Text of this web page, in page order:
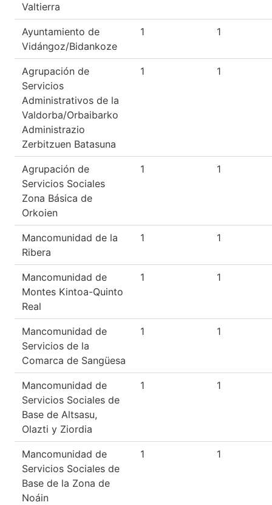
Valtierra
Ayuntamiento de
Vidángoz/Bidankoze
1 1
Agrupación de
Servicios
Administrativos de la
Valdorba/Orbaibarko
Administrazio
Zerbitzuen Batasuna
1 1
Agrupación de
Servicios Sociales
Zona Básica de
Orkoien
1 1
Mancomunidad de la
Ribera
1 1
Mancomunidad de
Montes Kintoa-Quinto
Real
1 1
Mancomunidad de
Servicios de la
Comarca de Sangüesa
1 1
Mancomunidad de
Servicios Sociales de
Base de Altsasu,
Olazti y Ziordia
1 1
Mancomunidad de
Servicios Sociales de
Base de la Zona de
Noáin
1 1